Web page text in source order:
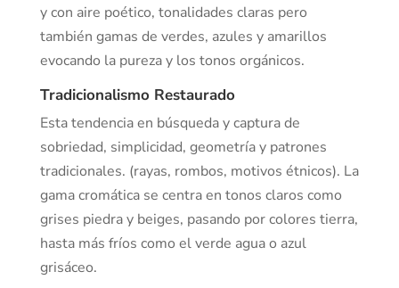
y con aire poético, tonalidades claras pero
también gamas de verdes, azules y amarillos
evocando la pureza y los tonos orgánicos.
Tradicionalismo Restaurado
Esta tendencia en búsqueda y captura de
sobriedad, simplicidad, geometría y patrones
tradicionales. (rayas, rombos, motivos étnicos). La
gama cromática se centra en tonos claros como
grises piedra y beiges, pasando por colores tierra,
hasta más fríos como el verde agua o azul
grisáceo.